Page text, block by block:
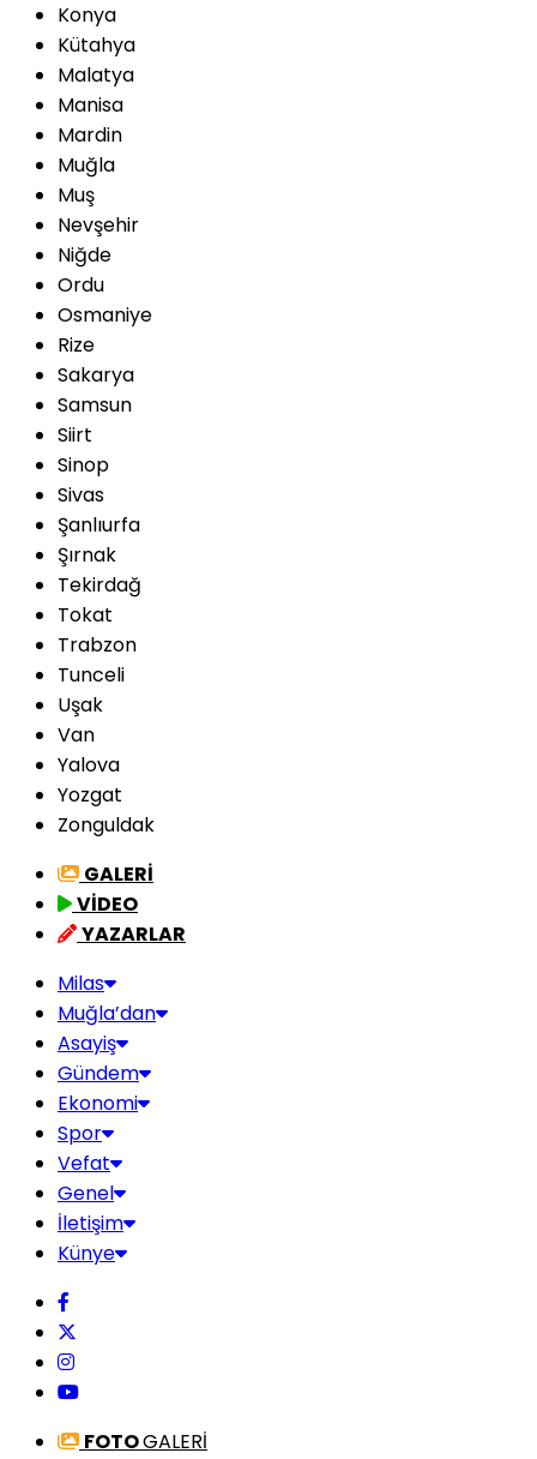
Konya
Kütahya
Malatya
Manisa
Mardin
Muğla
Muş
Nevşehir
Niğde
Ordu
Osmaniye
Rize
Sakarya
Samsun
Siirt
Sinop
Sivas
Şanlıurfa
Şırnak
Tekirdağ
Tokat
Trabzon
Tunceli
Uşak
Van
Yalova
Yozgat
Zonguldak
GALERİ
VİDEO
YAZARLAR
Milas
Muğla’dan
Asayiş
Gündem
Ekonomi
Spor
Vefat
Genel
İletişim
Künye
FOTOGALERİ